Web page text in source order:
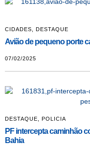
CIDADES DESTAQUE
Avião de pequeno porte
07/02/2025
DESTAQUE POLICIA
PF intercepta caminhão
Bahia